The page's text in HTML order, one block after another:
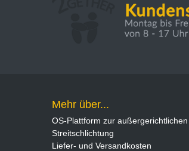
Mehr über...
OS-Plattform zur außergerichtlichen
Streitschlichtung
Liefer- und Versandkosten